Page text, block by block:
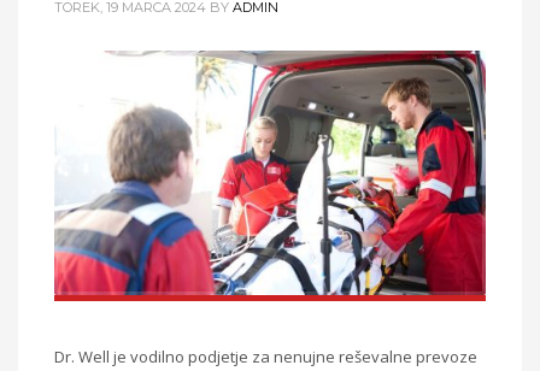
TOREK, 19 MARCA 2024 BY ADMIN
Dr. Well je vodilno podjetje za nenujne reševalne prevoze